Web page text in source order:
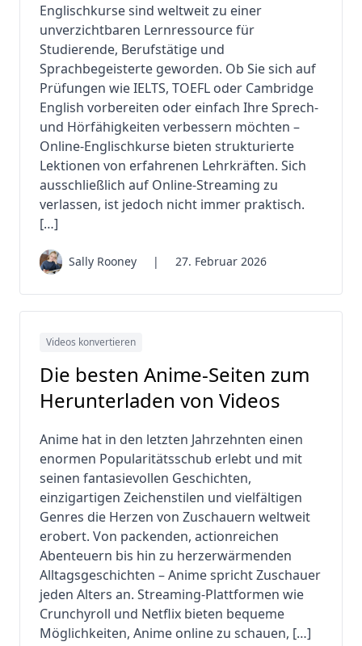
Englischkurse sind weltweit zu einer
unverzichtbaren Lernressource für
Studierende, Berufstätige und
Sprachbegeisterte geworden. Ob Sie sich auf
Prüfungen wie IELTS, TOEFL oder Cambridge
English vorbereiten oder einfach Ihre Sprech-
und Hörfähigkeiten verbessern möchten –
Online-Englischkurse bieten strukturierte
Lektionen von erfahrenen Lehrkräften. Sich
ausschließlich auf Online-Streaming zu
verlassen, ist jedoch nicht immer praktisch.
[…]
Sally Rooney | 27. Februar 2026
Videos konvertieren
Die besten Anime-Seiten zum
Herunterladen von Videos
Anime hat in den letzten Jahrzehnten einen
enormen Popularitätsschub erlebt und mit
seinen fantasievollen Geschichten,
einzigartigen Zeichenstilen und vielfältigen
Genres die Herzen von Zuschauern weltweit
erobert. Von packenden, actionreichen
Abenteuern bis hin zu herzerwärmenden
Alltagsgeschichten – Anime spricht Zuschauer
jeden Alters an. Streaming-Plattformen wie
Crunchyroll und Netflix bieten bequeme
Möglichkeiten, Anime online zu schauen, […]